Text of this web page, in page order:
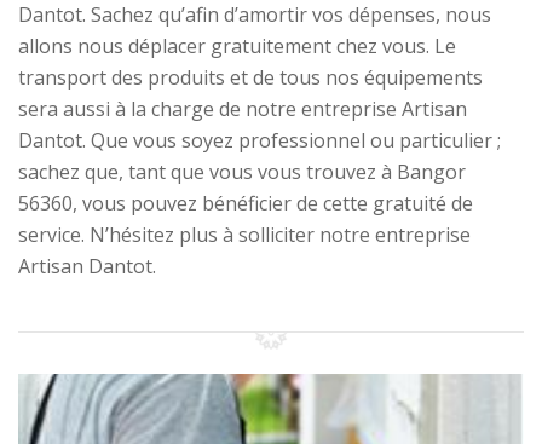
Dantot. Sachez qu’afin d’amortir vos dépenses, nous
allons nous déplacer gratuitement chez vous. Le
transport des produits et de tous nos équipements
sera aussi à la charge de notre entreprise Artisan
Dantot. Que vous soyez professionnel ou particulier ;
sachez que, tant que vous vous trouvez à Bangor
56360, vous pouvez bénéficier de cette gratuité de
service. N’hésitez plus à solliciter notre entreprise
Artisan Dantot.